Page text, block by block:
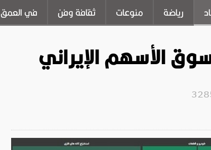
رياضة منوعات ثقافة وفن في العمق
الأسهم الإيراني